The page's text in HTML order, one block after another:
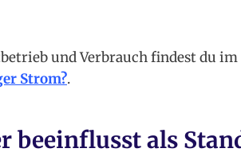
und Verbrauch findest du
Strom?.
beeinflusst als